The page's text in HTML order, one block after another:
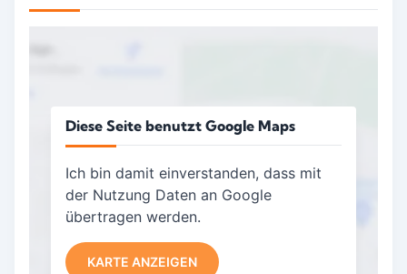
Diese Seite benutzt Google Maps
Ich bin damit einverstanden, dass mit
der Nutzung Daten an Google
übertragen werden.
KARTE ANZEIGEN